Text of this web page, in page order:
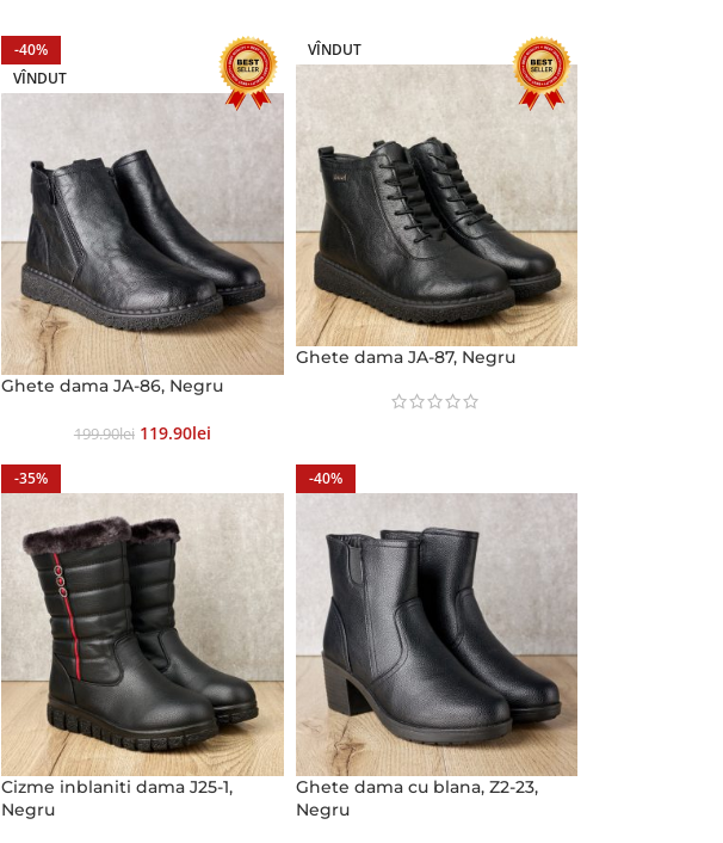
-40%
VÎNDUT
Ghete dama JA-86, Negru
199.90Lei 119.90Lei
VÎNDUT
Ghete dama JA-87, Negru
-35%
Cizme inblaniti dama J25-1,
Negru
-40%
Ghete dama cu blana, Z2-23,
Negru